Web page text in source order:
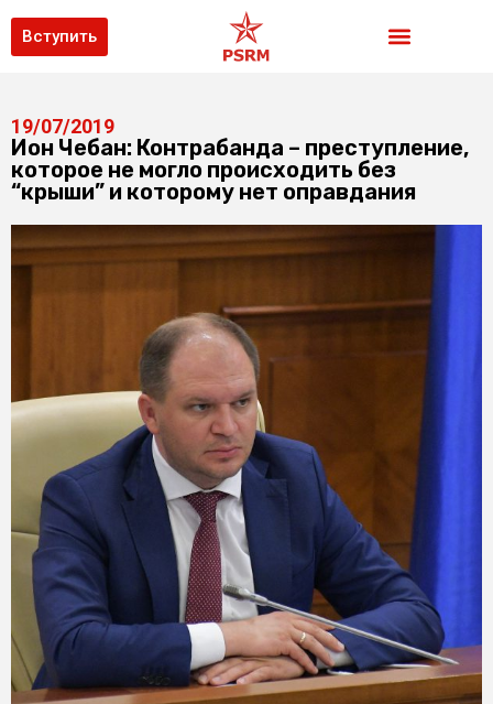
Вступить
19/07/2019
Ион Чебан: Контрабанда – преступление,
которое не могло происходить без
“крыши” и которому нет оправдания